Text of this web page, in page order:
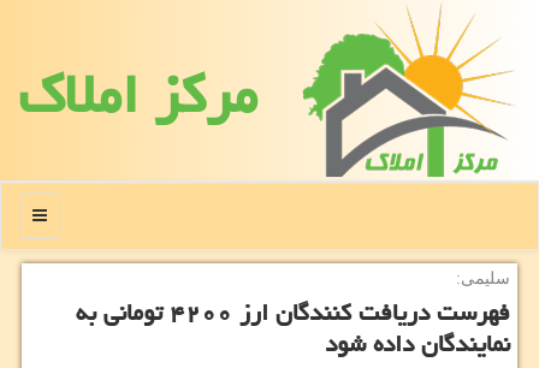
مركز املاك
منو
سلیمی:
فهرست دریافت كنندگان ارز ۴۲۰۰ تومانی به
نمایندگان داده شود